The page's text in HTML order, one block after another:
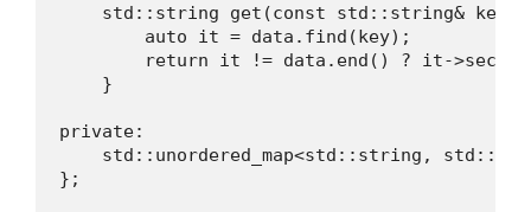
std::string get(const std::string& key)
        auto it = data.find(key);
return it != data.end() ? it-
    }
private:
std::unordered_map<std::string,
};